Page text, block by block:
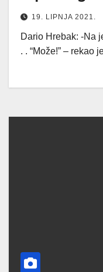
19. LIPNJA 2021.
Dario Hrebak: -Na
. . “Može!” –